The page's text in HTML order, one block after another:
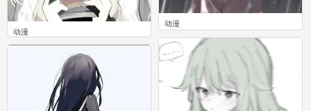
动漫
0
动漫
0